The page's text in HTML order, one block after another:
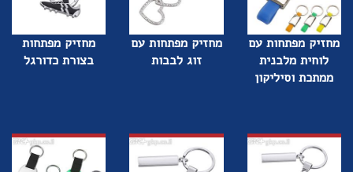
מחזיק מפתחות עם
לוחית מלבנית
ממתכת וסיליקון
מחזיק מפתחות עם
זוג לבבות
מחזיק מפתחות
בצורת כדורגל